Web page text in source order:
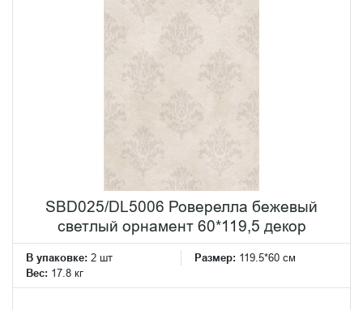
SBD025/DL5006 Роверелла бежевый
светлый орнамент 60*119,5 декор
В упаковке: 2 шт Размер: 119.5*60 см
Вес: 17.8 кг